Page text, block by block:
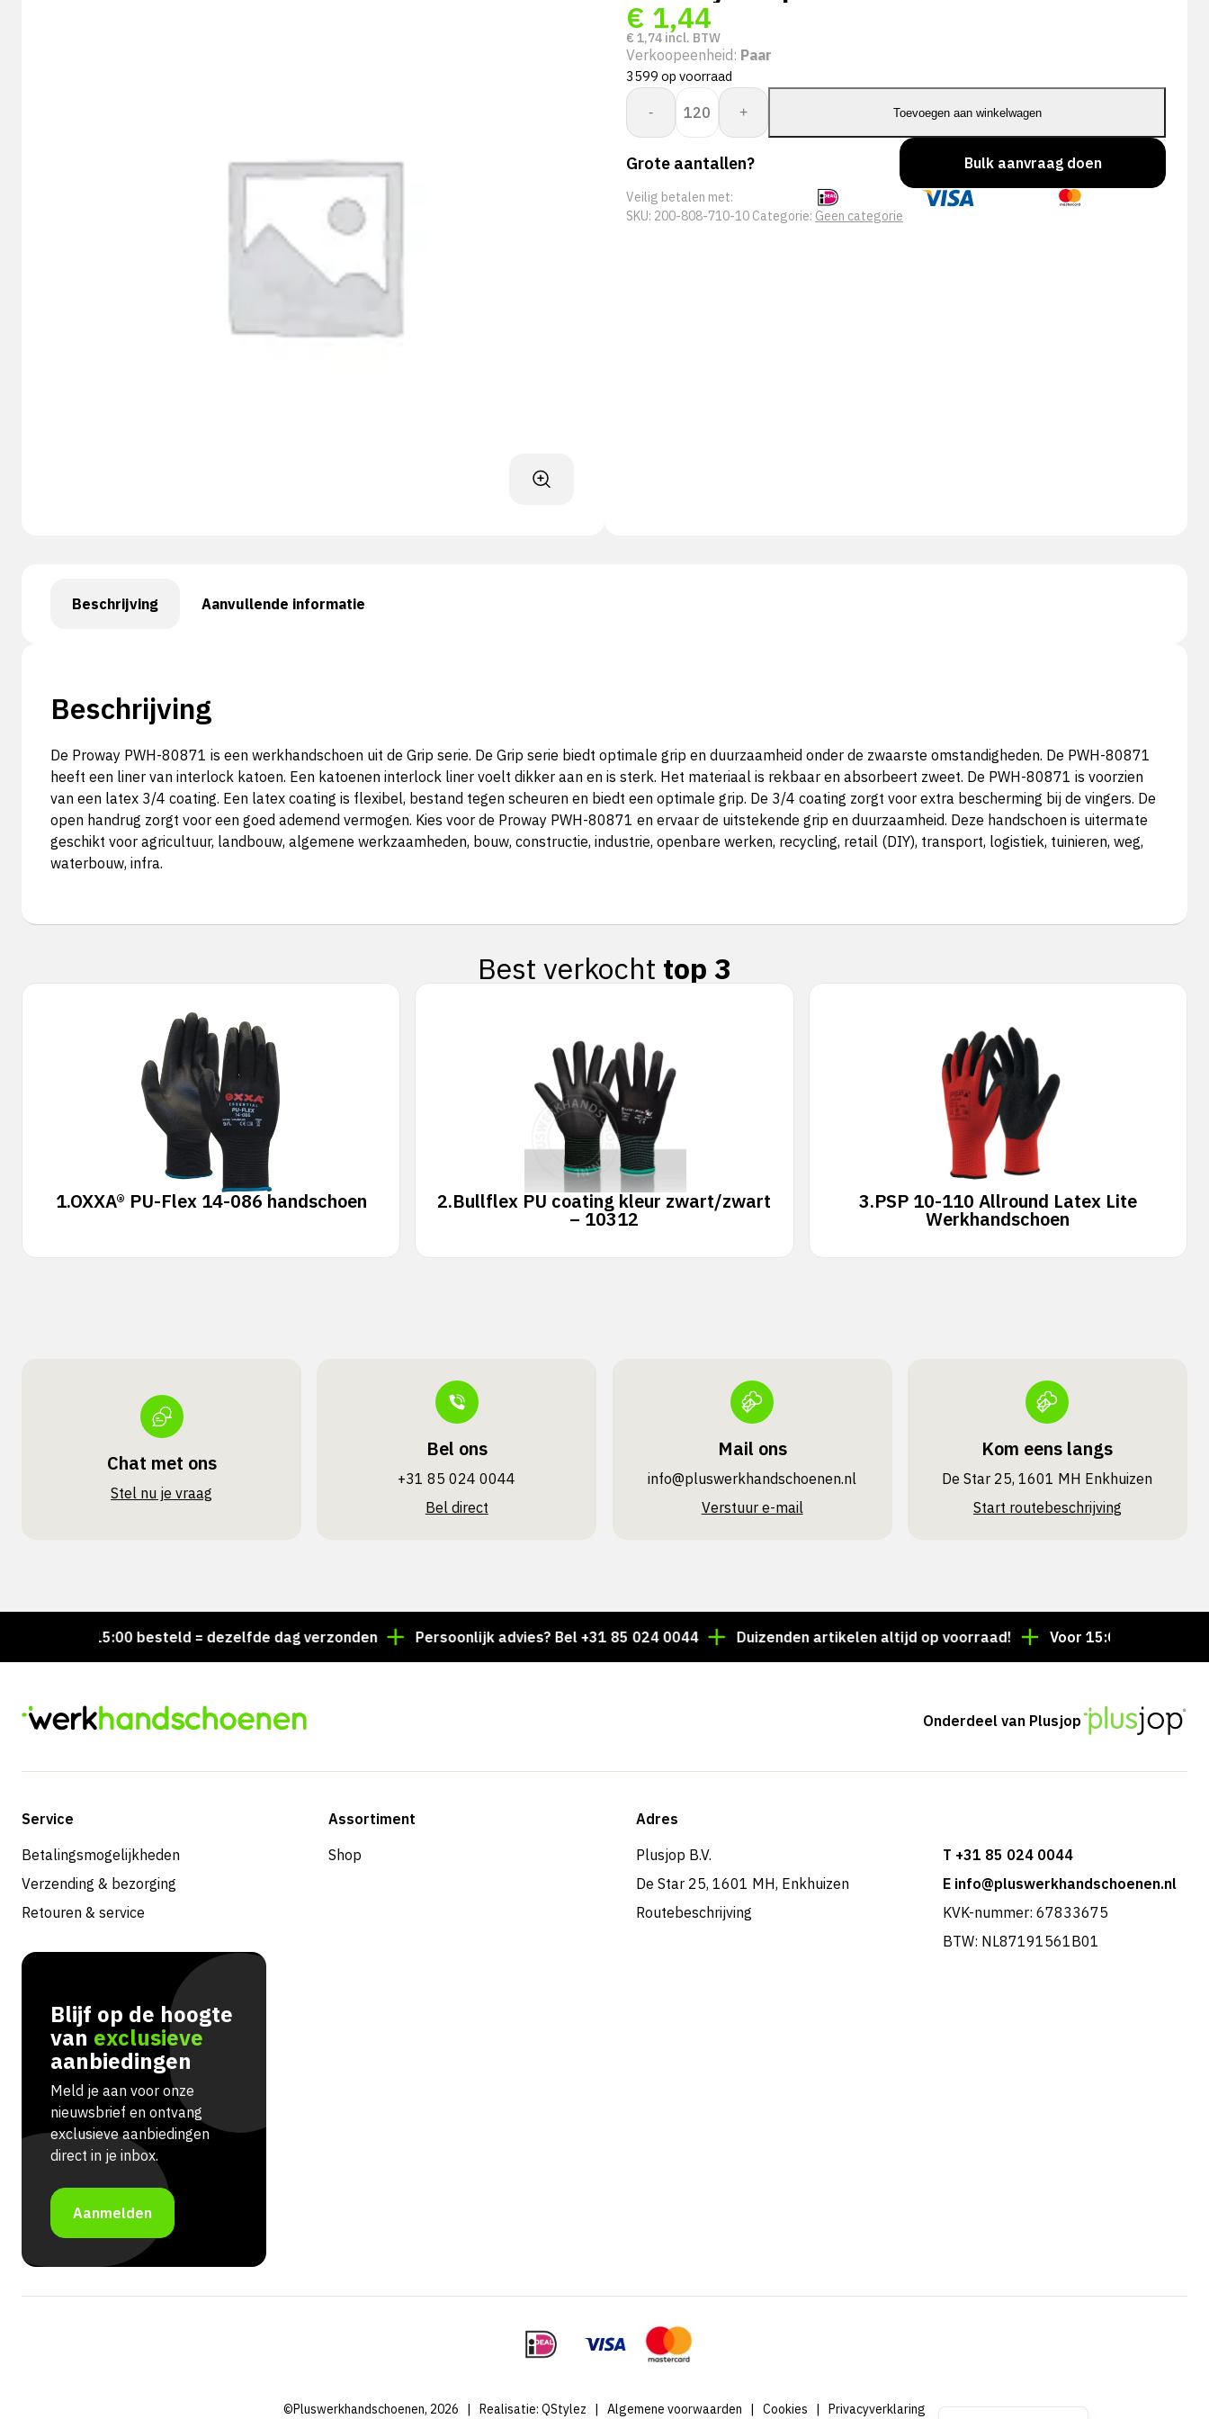
€ 1,44
€ 1,74 incl. BTW
Verkoopeenheid: Paar
3599 op voorraad
-
Proway:
Grip
PWH-
80871
+ Toevoegen aan winkelwagen
Grote aantallen? Bulk aanvraag doen
Veilig betalen met:
SKU: 200-808-710-10 Categorie: Geen categorie
Beschrijving Aanvullende informatie
Beschrijving
De Proway PWH-80871 is een werkhandschoen uit de Grip serie. De Grip serie biedt optimale grip en duurzaamheid onder de zwaarste omstandigheden. De PWH-80871
heeft een liner van interlock katoen. Een katoenen interlock liner voelt dikker aan en is sterk. Het materiaal is rekbaar en absorbeert zweet. De PWH-80871 is voorzien
van een latex 3/4 coating. Een latex coating is flexibel, bestand tegen scheuren en biedt een optimale grip. De 3/4 coating zorgt voor extra bescherming bij de vingers. De
open handrug zorgt voor een goed ademend vermogen. Kies voor de Proway PWH-80871 en ervaar de uitstekende grip en duurzaamheid. Deze handschoen is uitermate
geschikt voor agricultuur, landbouw, algemene werkzaamheden, bouw, constructie, industrie, openbare werken, recycling, retail (DIY), transport, logistiek, tuinieren, weg,
waterbouw, infra.
Best verkocht top 3
1.OXXA® PU-Flex 14-086 handschoen 2.Bullflex PU coating kleur zwart/zwart
– 10312
3.PSP 10-110 Allround Latex Lite
Werkhandschoen
Chat met ons
Stel nu je vraag
Bel ons
+31 85 024 0044
Bel direct
Mail ons
info@pluswerk­handschoenen.nl
Verstuur e-mail
Kom eens langs
De Star 25, 1601 MH Enkhuizen
Start routebeschrijving
Voor 15:00 besteld = dezelfde dag verzonden Persoonlijk advies? Bel +31 85 024 0044 Duizenden artikelen altijd op voorraad! Voor 15:00 besteld =
Onderdeel van Plusjop
Service
Betalingsmogelijkheden
Verzending & bezorging
Retouren & service
Assortiment
Shop
Adres
Plusjop B.V.
De Star 25, 1601 MH, Enkhuizen
Routebeschrijving
T +31 85 024 0044
E info@pluswerkhandschoenen.nl
KVK-nummer: 67833675
BTW: NL87191561B01
Blijf op de hoogte
van exclusieve
aanbiedingen
Meld je aan voor onze
nieuwsbrief en ontvang
exclusieve aanbiedingen
direct in je inbox.
Aanmelden
©Pluswerkhandschoenen, 2026 Realisatie: QStylez Algemene voorwaarden Cookies Privacyverklaring